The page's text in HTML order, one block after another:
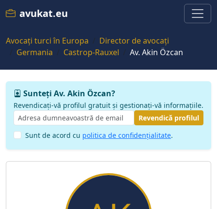
avukat.eu
Avocați turci în Europa
Director de avocați
Germania
Castrop-Rauxel Av. Akin Özcan
Sunteți Av. Akin Özcan?
Revendicați-vă profilul gratuit și gestionați-vă informațiile.
Revendică profilul
Sunt de acord cu politica de confidențialitate.